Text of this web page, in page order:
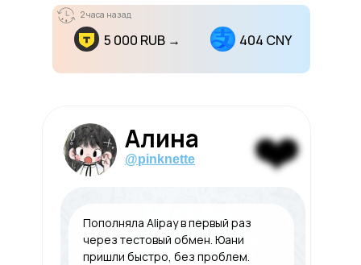
5 000 RUB → 404 CNY
2 часа назад
❤️
Пополняла Alipay в первый раз
через тестовый обмен. Юани
пришли быстро, без проблем.
@pinknette
Алина